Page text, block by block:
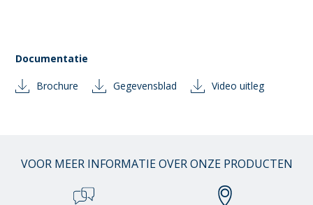
Documentatie
Brochure Gegevensblad Video uitleg
VOOR MEER INFORMATIE OVER ONZE PRODUCTEN